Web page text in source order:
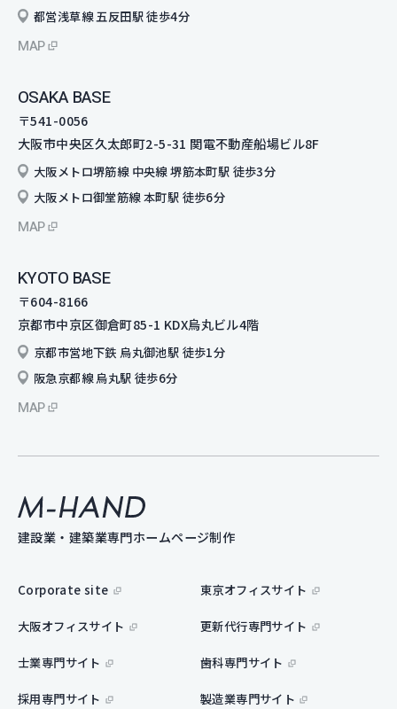
都営浅草線 五反田駅 徒歩4分
MAP
OSAKA BASE
〒541-0056
大阪市中央区久太郎町2-5-31 関電不動産船場ビル8F
大阪メトロ堺筋線 中央線 堺筋本町駅 徒歩3分
大阪メトロ御堂筋線 本町駅 徒歩6分
MAP
KYOTO BASE
〒604-8166
京都市中京区御倉町85-1 KDX烏丸ビル4階
京都市営地下鉄 烏丸御池駅 徒歩1分
阪急京都線 烏丸駅 徒歩6分
MAP
M-hand
建設業・建築業専門ホームページ制作
Corporate site 東京オフィスサイト
大阪オフィスサイト 更新代行専門サイト
士業専門サイト 歯科専門サイト
採用専門サイト 製造業専門サイト